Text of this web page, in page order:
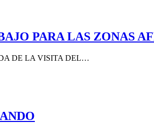
PARA LAS ZONAS
DE LA VISITA DEL…